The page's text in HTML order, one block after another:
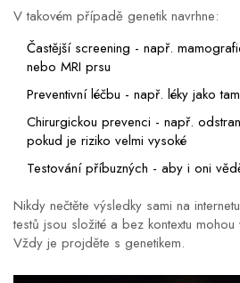
V takovém případě genetik navrhne:
Častější screening - např.
nebo MRI prsu
Preventivní léčbu - např. léky jako
Chirurgickou prevenci - např.
pokud je riziko velmi vysoké
Testování příbuzných - aby i oni
Nikdy nečtěte výsledky sami na
testů jsou složité a bez kontextu
Vždy je projděte s genetikem.